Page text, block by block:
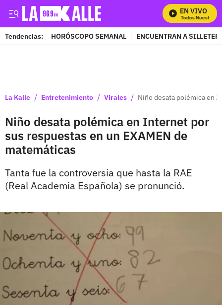
EN VIVO
Mira Todos Nuestros
Tendencias: HORÓSCOPO SEMANAL ENCUENTRAN A
La Kalle / Entretenimiento / Virales / Niño desata polémica en
Niño desata polémica en Internet por
sus respuestas en un EXAMEN de
matemáticas
Tanta fue la controversia que hasta la RAE
(Real Academia Española) se pronunció.